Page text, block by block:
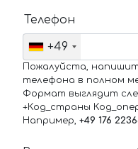
Телефон
+49
Пожалуйста,
телефона в полном
Формат выглядит
+Код_страны
Например, +49 176